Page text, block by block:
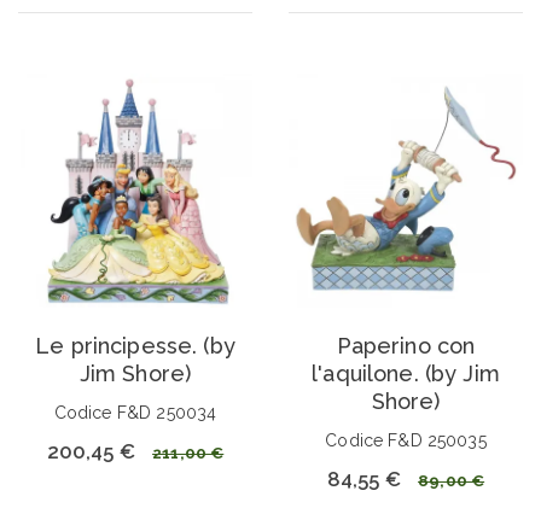
Le principesse. (by
Jim Shore)
Codice F&D 250034
200,45 € 211,00 €
Paperino con
l'aquilone. (by Jim
Shore)
Codice F&D 250035
84,55 € 89,00 €